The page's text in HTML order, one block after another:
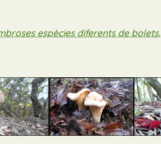
espècies diferents de bolets.